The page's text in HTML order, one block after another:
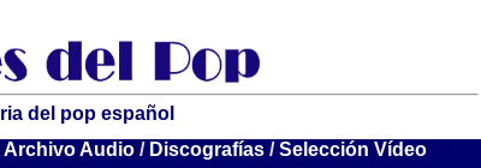
Archivo Audio / Discografías /Selección Vídeo
del pop español